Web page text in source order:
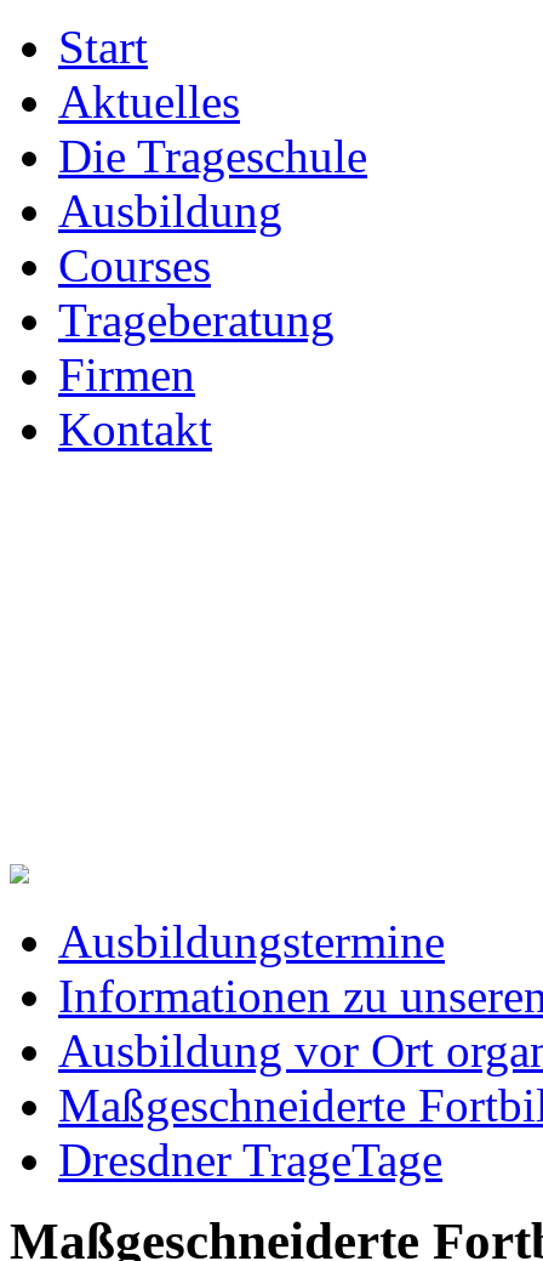
Start
Aktuelles
Die Trageschule
Ausbildung
Courses
Trageberatung
Firmen
Kontakt
Ausbildungstermine
Informationen zu
Ausbildung vor Ort
Maßgeschneiderte
Dresdner TrageTage
Maßgeschneiderte